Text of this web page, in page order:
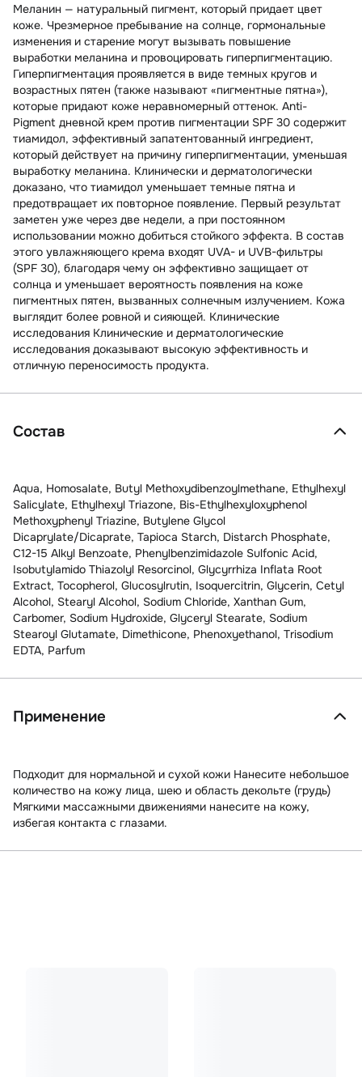
Меланин — натуральный пигмент, который придает цвет
коже. Чрезмерное пребывание на солнце, гормональные
изменения и старение могут вызывать повышение
выработки меланина и провоцировать гиперпигментацию.
Гиперпигментация проявляется в виде темных кругов и
возрастных пятен (также называют «пигментные пятна»),
которые придают коже неравномерный оттенок. Anti-
Pigment дневной крем против пигментации SPF 30 содержит
тиамидол, эффективный запатентованный ингредиент,
который действует на причину гиперпигментации, уменьшая
выработку меланина. Клинически и дерматологически
доказано, что тиамидол уменьшает темные пятна и
предотвращает их повторное появление. Первый результат
заметен уже через две недели, а при постоянном
использовании можно добиться стойкого эффекта. В состав
этого увлажняющего крема входят UVA- и UVB-фильтры
(SPF 30), благодаря чему он эффективно защищает от
солнца и уменьшает вероятность появления на коже
пигментных пятен, вызванных солнечным излучением. Кожа
выглядит более ровной и сияющей. Клинические
исследования Клинические и дерматологические
исследования доказывают высокую эффективность и
отличную переносимость продукта.
Состав
Aqua, Homosalate, Butyl Methoxydibenzoylmethane, Ethylhexyl
Salicylate, Ethylhexyl Triazone, Bis-Ethylhexyloxyphenol
Methoxyphenyl Triazine, Butylene Glycol
Dicaprylate/Dicaprate, Tapioca Starch, Distarch Phosphate,
C12-15 Alkyl Benzoate, Phenylbenzimidazole Sulfonic Acid,
Isobutylamido Thiazolyl Resorcinol, Glycyrrhiza Inflata Root
Extract, Tocopherol, Glucosylrutin, Isoquercitrin, Glycerin, Cetyl
Alcohol, Stearyl Alcohol, Sodium Chloride, Xanthan Gum,
Carbomer, Sodium Hydroxide, Glyceryl Stearate, Sodium
Stearoyl Glutamate, Dimethicone, Phenoxyethanol, Trisodium
EDTA, Parfum
Применение
Подходит для нормальной и сухой кожи Нанесите небольшое
количество на кожу лица, шею и область декольте (грудь)
Мягкими массажными движениями нанесите на кожу,
избегая контакта с глазами.